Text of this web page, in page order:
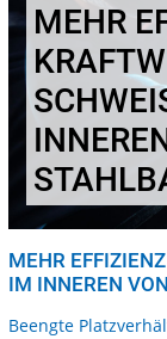
MEHR
NNEREN
MEHR
M INNEREN VON
Beengte